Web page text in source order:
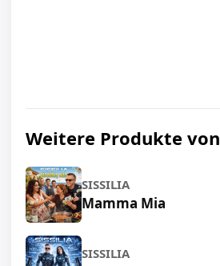
Weitere Produkte von
SISSILIA
Mamma Mia
SISSILIA